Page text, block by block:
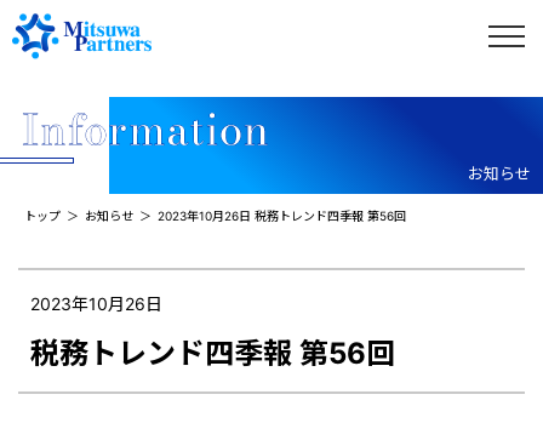
お知らせ
トップ お知らせ 2023年10月26日 税務トレンド四季報 第56回
2023年10月26日
税務トレンド四季報 第56回